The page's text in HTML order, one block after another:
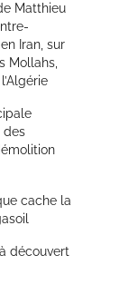
Matthieu
Iran, sur
Mollahs,
des
cache la
découvert